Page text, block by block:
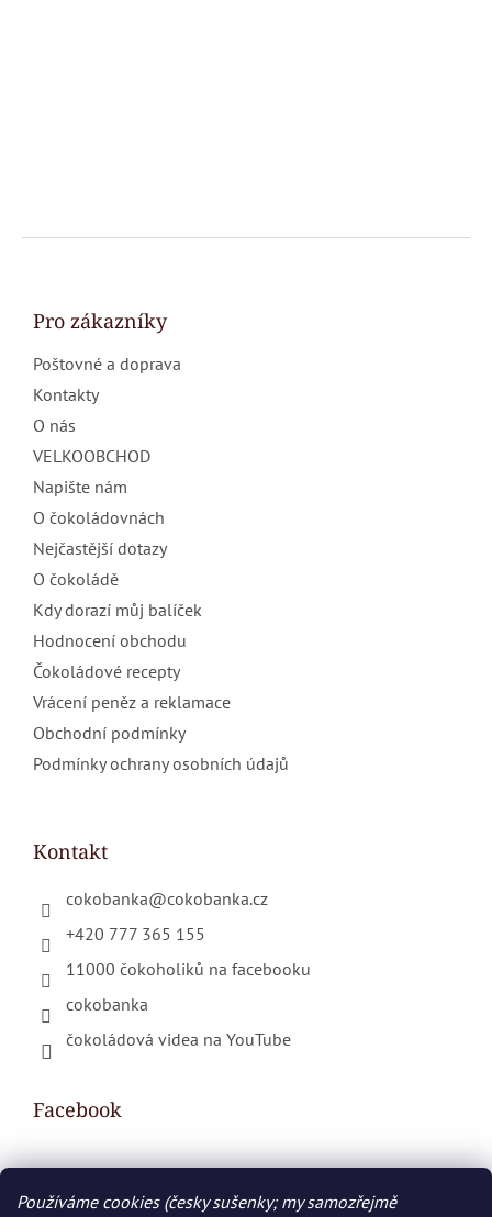
Používáme cookies (česky sušenky; my samozřejmě
Z
Pro zákazníky
Poštovné a doprava
Kontakty
O nás
VELKOOBCHOD
Napište nám
O čokoládovnách
Nejčastější dotazy
O čokoládě
Kdy dorazí můj balíček
Hodnocení obchodu
Čokoládové recepty
Vrácení peněz a reklamace
Obchodní podmínky
Podmínky ochrany osobních údajů
Kontakt
cokobanka@cokobanka.cz
+420 777 365 155
11000 čokoholiků na facebooku
cokobanka
čokoládová videa na YouTube
Facebook